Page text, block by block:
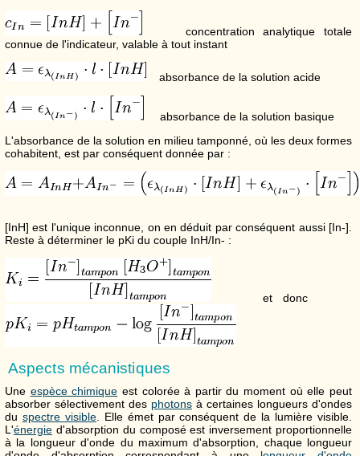
concentration analytique totale
connue de l'indicateur, valable à tout instant
absorbance de la solution acide
absorbance de la solution basique
L'absorbance de la solution en milieu tamponné, où les deux formes
cohabitent, est par conséquent donnée par :
[InH] est l'unique inconnue, on en déduit par conséquent aussi [In-].
Reste à déterminer le pKi du couple InH/In- :
et donc
Aspects mécanistiques
Une espèce chimique est colorée à partir du moment où elle peut
absorber sélectivement des photons à certaines longueurs d'ondes
du spectre visible. Elle émet par conséquent de la lumière visible.
L'énergie d'absorption du composé est inversement proportionnelle
à la longueur d'onde du maximum d'absorption, chaque longueur